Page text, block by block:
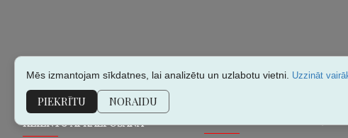
KLIENTU APKALPOŠANA
Mēs izmantojam sīkdatnes, lai analizētu un uzlabotu vietni. Uzzināt
PIEKRĪTU NORAIDU